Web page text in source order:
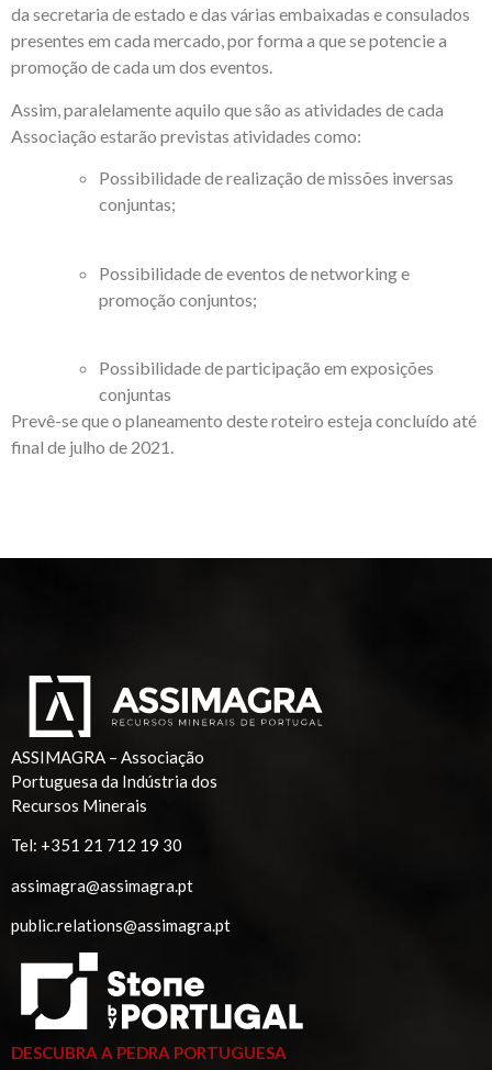
da secretaria de estado e das várias embaixadas e consulados
presentes em cada mercado, por forma a que se potencie a
promoção de cada um dos eventos.
Assim, paralelamente aquilo que são as atividades de cada
Associação estarão previstas atividades como:
Possibilidade de realização de missões inversas
conjuntas;
Possibilidade de eventos de networking e
promoção conjuntos;
Possibilidade de participação em exposições
conjuntas
Prevê-se que o planeamento deste roteiro esteja concluído até
final de julho de 2021.
ASSIMAGRA – Associação
Portuguesa da Indústria dos
Recursos Minerais
Tel: +351 21 712 19 30
assimagra@assimagra.pt
public.relations@assimagra.pt
DESCUBRA A PEDRA PORTUGUESA